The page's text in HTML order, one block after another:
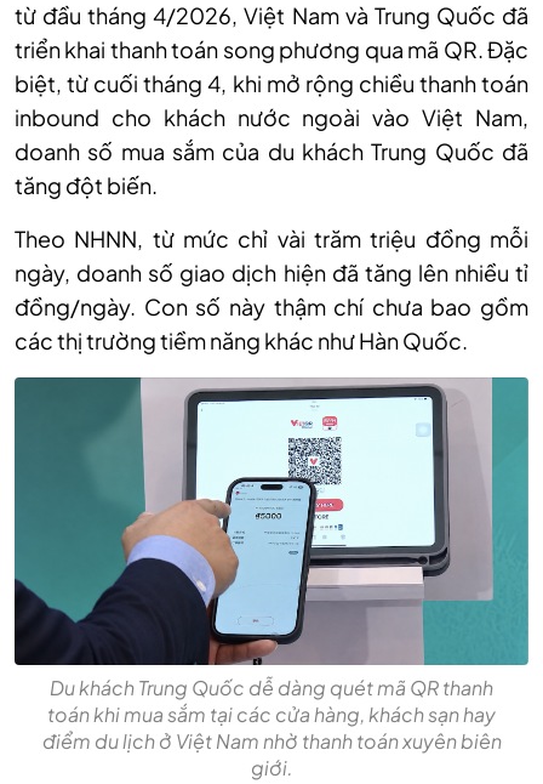
từ đầu tháng 4/2026, Việt Nam và Trung Quốc đã
triển khai thanh toán song phương qua mã QR. Đặc
biệt, từ cuối tháng 4, khi mở rộng chiều thanh toán
inbound cho khách nước ngoài vào Việt Nam,
doanh số mua sắm của du khách Trung Quốc đã
tăng đột biến.
Theo NHNN, từ mức chỉ vài trăm triệu đồng mỗi
ngày, doanh số giao dịch hiện đã tăng lên nhiều tỉ
đồng/ngày. Con số này thậm chí chưa bao gồm
các thị trường tiềm năng khác như Hàn Quốc.
Du khách Trung Quốc dễ dàng quét mã QR thanh
toán khi mua sắm tại các cửa hàng, khách sạn hay
điểm du lịch ở Việt Nam nhờ thanh toán xuyên biên
giới.